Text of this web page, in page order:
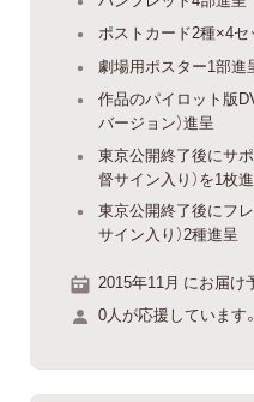
ポストカード2種×4セ
劇場用ポスター1部進
作品のパイロット版
バージョン）進呈
東京公開終了後にサ
督サイン入り）を1枚
東京公開終了後にフ
サイン入り）2種進呈
2015年11月 にお届け
0人が応援しています。